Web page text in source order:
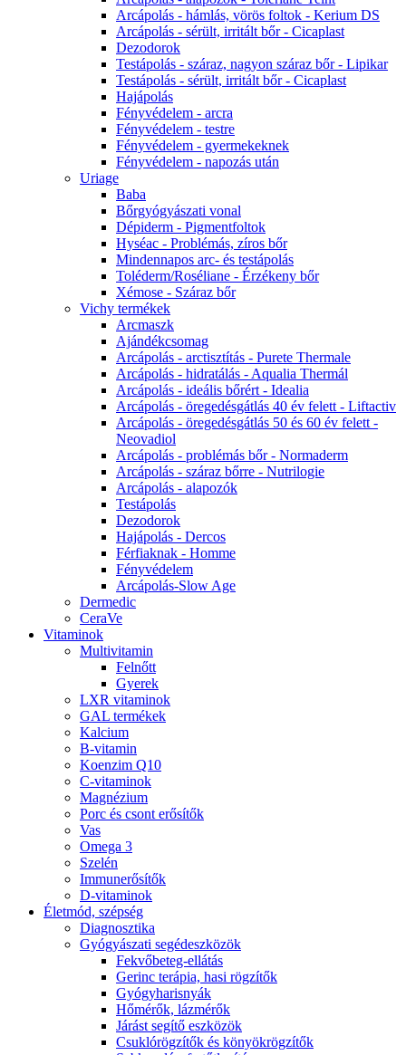
Arcápolás - hámlás, vörös foltok - Kerium DS
Arcápolás - sérült, irritált bőr - Cicaplast
Dezodorok
Testápolás - száraz, nagyon száraz bőr - Lipikar
Testápolás - sérült, irritált bőr - Cicaplast
Hajápolás
Fényvédelem - arcra
Fényvédelem - testre
Fényvédelem - gyermekeknek
Fényvédelem - napozás után
Uriage
Baba
Bőrgyógyászati vonal
Dépiderm - Pigmentfoltok
Hyséac - Problémás, zíros bőr
Mindennapos arc- és testápolás
Toléderm/Roséliane - Érzékeny bőr
Xémose - Száraz bőr
Vichy termékek
Arcmaszk
Ajándékcsomag
Arcápolás - arctisztítás - Purete Thermale
Arcápolás - hidratálás - Aqualia Thermál
Arcápolás - ideális bőrért - Idealia
Arcápolás - öregedésgátlás 40 év felett - Liftactiv
Arcápolás - öregedésgátlás 50 és 60 év felett -
Neovadiol
Arcápolás - problémás bőr - Normaderm
Arcápolás - száraz bőrre - Nutrilogie
Arcápolás - alapozók
Testápolás
Dezodorok
Hajápolás - Dercos
Férfiaknak - Homme
Fényvédelem
Arcápolás-Slow Age
Dermedic
CeraVe
Vitaminok
Multivitamin
Felnőtt
Gyerek
LXR vitaminok
GAL termékek
Kalcium
B-vitamin
Koenzim Q10
C-vitaminok
Magnézium
Porc és csont erősítők
Vas
Omega 3
Szelén
Immunerősítők
D-vitaminok
Életmód, szépség
Diagnosztika
Gyógyászati segédeszközök
Fekvőbeteg-ellátás
Gerinc terápia, hasi rögzítők
Gyógyharisnyák
Hőmérők, lázmérők
Járást segítő eszközök
Csuklórögzítők és könyökrögzítők